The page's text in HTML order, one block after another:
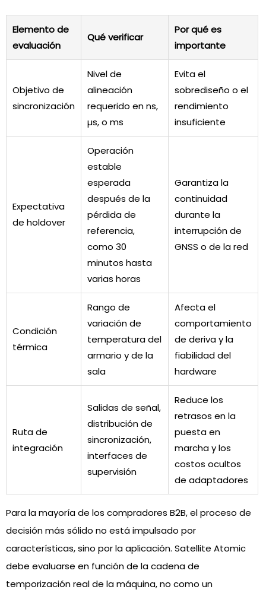
Elemento de
evaluación
Qué verificar
Por qué es
importante
Objetivo de
sincronización
Nivel de
alineación
requerido en ns,
µs, o ms
Evita el
sobrediseño o el
rendimiento
insuficiente
Expectativa
de holdover
Operación
estable
esperada
después de la
pérdida de
referencia,
como 30
minutos hasta
varias horas
Garantiza la
continuidad
durante la
interrupción de
GNSS o de la red
Condición
térmica
Rango de
variación de
temperatura del
armario y de la
sala
Afecta el
comportamiento
de deriva y la
fiabilidad del
hardware
Ruta de
integración
Salidas de señal,
distribución de
sincronización,
interfaces de
supervisión
Reduce los
retrasos en la
puesta en
marcha y los
costos ocultos
de adaptadores
Para la mayoría de los compradores B2B, el proceso de
decisión más sólido no está impulsado por
características, sino por la aplicación. Satellite Atomic
debe evaluarse en función de la cadena de
temporización real de la máquina, no como un